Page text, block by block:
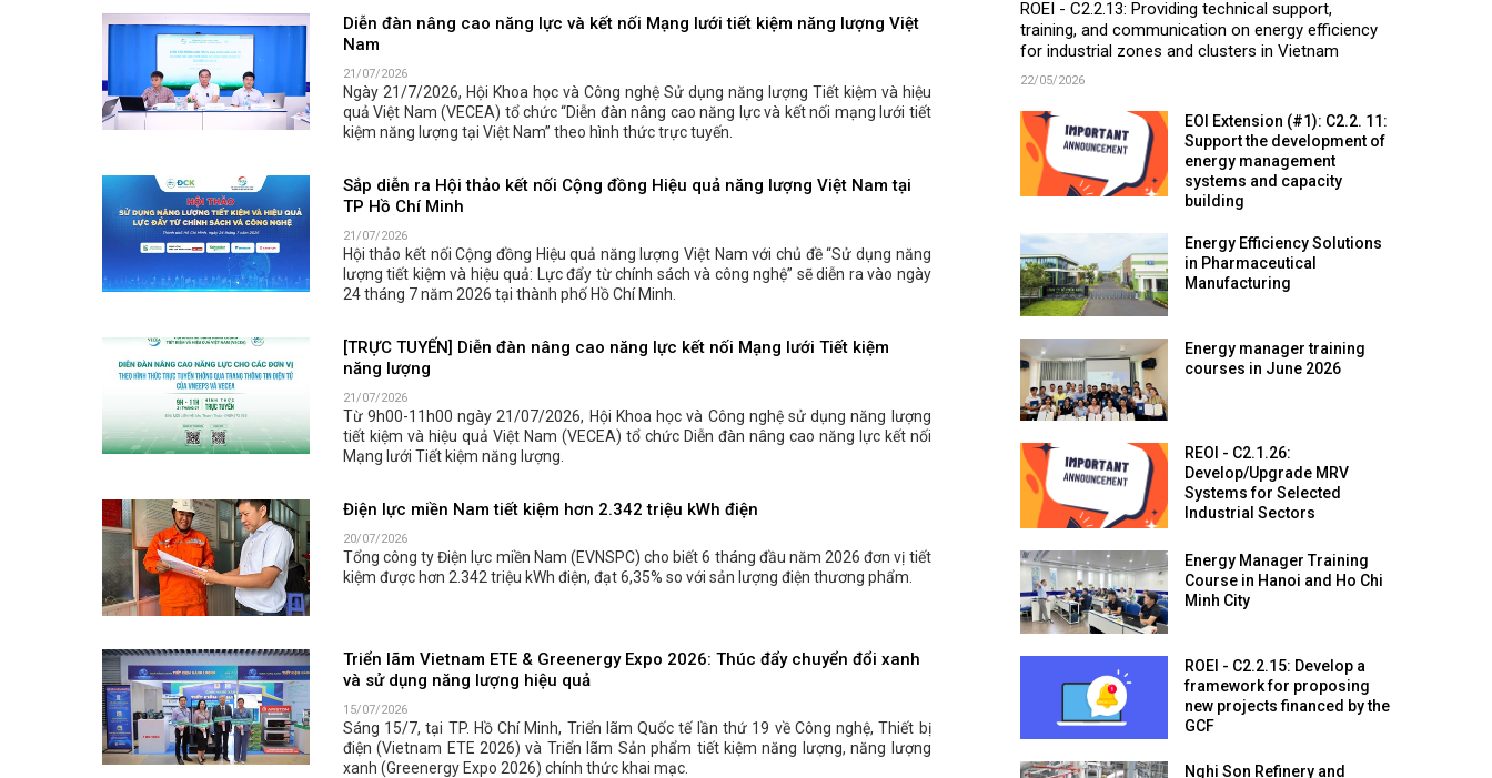
Diễn đàn nâng cao năng lực và kết nối Mạng lưới tiết kiệm năng lượng Việt
Nam
21/07/2026
Ngày 21/7/2026, Hội Khoa học và Công nghệ Sử dụng năng lượng Tiết kiệm và hiệu
quả Việt Nam (VECEA) tổ chức “Diễn đàn nâng cao năng lực và kết nối mạng lưới tiết
kiệm năng lượng tại Việt Nam” theo hình thức trực tuyến.
Sắp diễn ra Hội thảo kết nối Cộng đồng Hiệu quả năng lượng Việt Nam tại
TP Hồ Chí Minh
21/07/2026
Hội thảo kết nối Cộng đồng Hiệu quả năng lượng Việt Nam với chủ đề “Sử dụng năng
lượng tiết kiệm và hiệu quả: Lực đẩy từ chính sách và công nghệ” sẽ diễn ra vào ngày
24 tháng 7 năm 2026 tại thành phố Hồ Chí Minh.
[TRỰC TUYẾN] Diễn đàn nâng cao năng lực kết nối Mạng lưới Tiết kiệm
năng lượng
21/07/2026
Từ 9h00-11h00 ngày 21/07/2026, Hội Khoa học và Công nghệ sử dụng năng lượng
tiết kiệm và hiệu quả Việt Nam (VECEA) tổ chức Diễn đàn nâng cao năng lực kết nối
Mạng lưới Tiết kiệm năng lượng.
Điện lực miền Nam tiết kiệm hơn 2.342 triệu kWh điện
20/07/2026
Tổng công ty Điện lực miền Nam (EVNSPC) cho biết 6 tháng đầu năm 2026 đơn vị tiết
kiệm được hơn 2.342 triệu kWh điện, đạt 6,35% so với sản lượng điện thương phẩm.
Triển lãm Vietnam ETE & Greenergy Expo 2026: Thúc đẩy chuyển đổi xanh
và sử dụng năng lượng hiệu quả
15/07/2026
Sáng 15/7, tại TP. Hồ Chí Minh, Triển lãm Quốc tế lần thứ 19 về Công nghệ, Thiết bị
điện (Vietnam ETE 2026) và Triển lãm Sản phẩm tiết kiệm năng lượng, năng lượng
xanh (Greenergy Expo 2026) chính thức khai mạc.
ROEI - C2.2.13: Providing technical support,
training, and communication on energy efficiency
for industrial zones and clusters in Vietnam
22/05/2026
EOI Extension (#1): C2.2. 11:
Support the development of
energy management
systems and capacity
building
Energy Efficiency Solutions
in Pharmaceutical
Manufacturing
Energy manager training
courses in June 2026
REOI - C2.1.26:
Develop/Upgrade MRV
Systems for Selected
Industrial Sectors
Energy Manager Training
Course in Hanoi and Ho Chi
Minh City
ROEI - C2.2.15: Develop a
framework for proposing
new projects financed by the
GCF